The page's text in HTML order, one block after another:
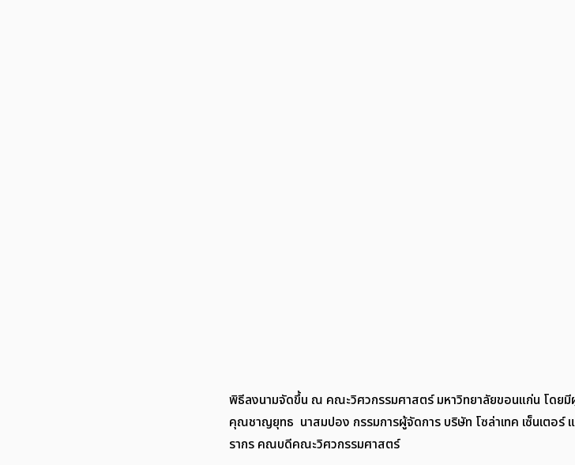
พิธีลงนามจัดขึ้น ณ คณะวิศวกรรมศาสตร์ มหาวิทยาลัยขอนแก่น โดยมี
คุณชาญยุทธ  นาสมปอง กรรมการผู้จัดการ บริษัท โซล่าเทค เซ็นเตอ
รากร คณบดีคณะวิศวกรรมศาสตร์